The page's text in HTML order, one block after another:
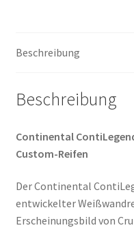
Beschreibung
Beschreibung
Continental
Custom-Reifen
Der Continental
entwickelter
Erscheinungsbild von